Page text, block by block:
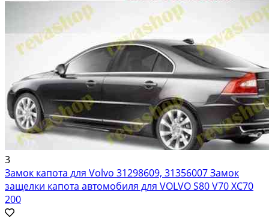
3
Замок капота для Volvo 31298609, 31356007 Замок
защелки капота автомобиля для VOLVO S80 V70 XC70
200